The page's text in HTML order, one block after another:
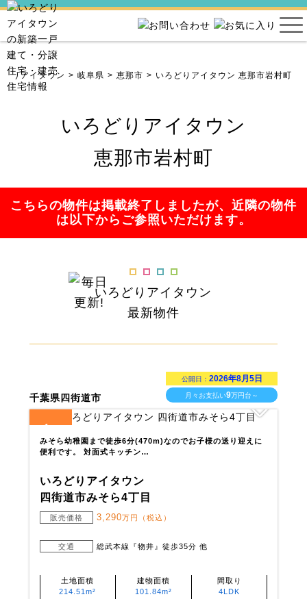
りアイタウン 岐阜県 恵那市 いろどりアイタウン 恵那市岩村町
いろどりアイタウン
恵那市岩村町
こちらの物件は掲載終了しましたが、近隣の物件
は以下からご参照いただけます。
いろどりアイタウン
最新物件
千葉県四街道市
公開日： 2026年8月5日
月々お支払い9万円台～
1
みそら幼稚園まで徒歩6分(470m)なのでお子様の送り迎えに
便利です。 対面式キッチン…
いろどりアイタウン
四街道市みそら4丁目
販売価格 3,290万円（税込）
交通 総武本線『物井』徒歩35分 他
土地面積
214.51m²
建物面積
101.84m²
間取り
4LDK